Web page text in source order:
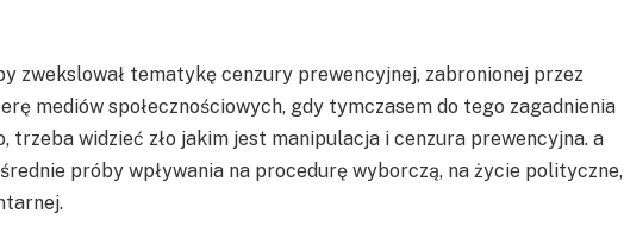
zwekslował tematykę cenzury prewencyjnej, zabronionej przez
mediów społecznościowych, gdy tymczasem do tego zagadnienia
trzeba widzieć zło jakim jest manipulacja i cenzura prewencyjna. a
próby wpływania na procedurę wyborczą, na życie polityczne,